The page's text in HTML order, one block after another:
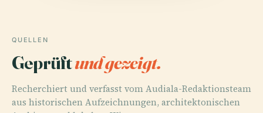
QUELLEN
Geprüftund gezeigt.
Recherchiert und verfasst vom Audiala-Redaktionsteam
aus historischen Aufzeichnungen, architektonischen